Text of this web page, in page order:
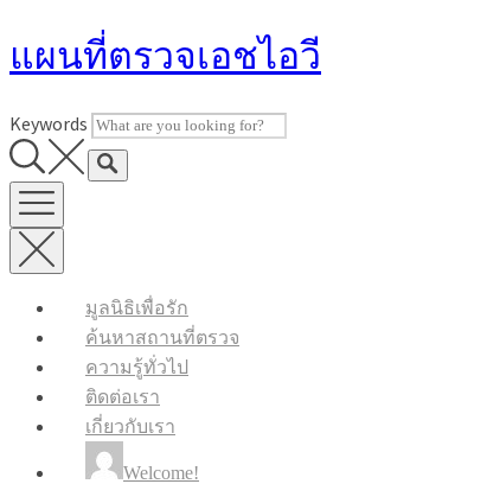
to
แผนที่ตรวจเอชไอวี
Keywords
มูลนิธิเพื่อรัก
ค้นหาสถานที่ตรวจ
ความรู้ทั่วไป
ติดต่อเรา
เกี่ยวกับเรา
Welcome!